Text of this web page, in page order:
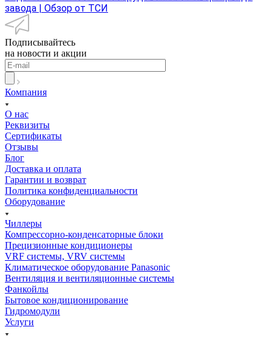
завода | Обзор от ТСИ
Подписывайтесь
на новости и акции
Компания
О нас
Реквизиты
Сертификаты
Отзывы
Блог
Доставка и оплата
Гарантии и возврат
Политика конфиденциальности
Оборудование
Чиллеры
Компрессорно-конденсаторные блоки
Прецизионные кондиционеры
VRF системы, VRV системы
Климатическое оборудование Panasonic
Вентиляция и вентиляционные системы
Фанкойлы
Бытовое кондиционирование
Гидромодули
Услуги